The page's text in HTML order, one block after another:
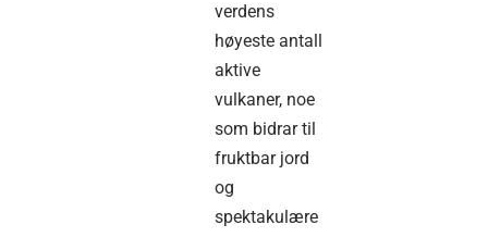
verdens
høyeste antall
aktive
vulkaner, noe
som bidrar til
fruktbar jord
og
spektakulære